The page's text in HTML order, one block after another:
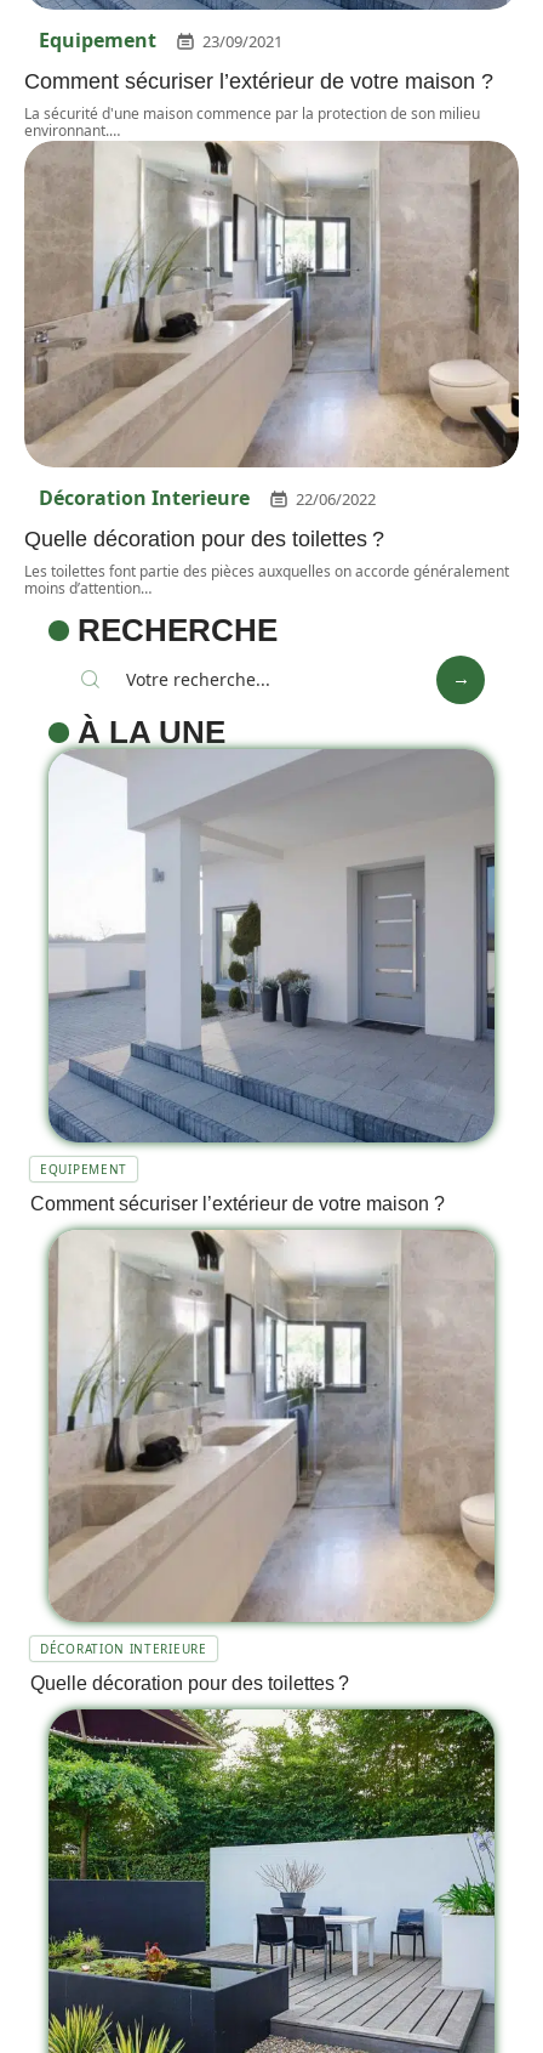
Equipement 23/09/2021
Comment sécuriser l’extérieur de votre maison ?
La sécurité d'une maison commence par la protection de son milieu
environnant.…
Décoration Interieure 22/06/2022
Quelle décoration pour des toilettes ?
Les toilettes font partie des pièces auxquelles on accorde généralement
moins d’attention…
RECHERCHE
À LA UNE
EQUIPEMENT
Comment sécuriser l’extérieur de votre maison ?
DÉCORATION INTERIEURE
Quelle décoration pour des toilettes ?